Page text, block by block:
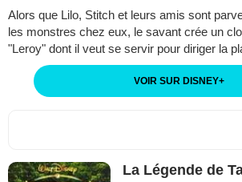
Alors que Lilo, Stitch et leurs amis sont
les monstres chez eux, le savant crée un
"Leroy" dont il veut se servir pour diriger la
VOIR SUR DISNEY+
La Légende de